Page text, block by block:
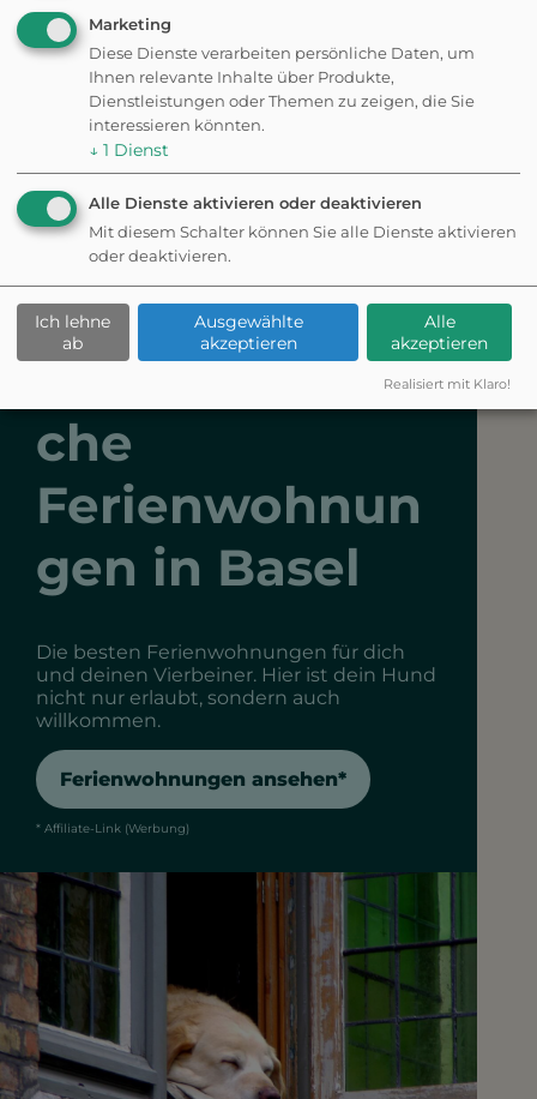
Eingezäunt
HUNDEAUSLAUFPLATZ
Hundespielplatz
Eingezäunt
Hundefreundli
che
Ferienwohnun
gen in Basel
Die besten Ferienwohnungen für dich
und deinen Vierbeiner. Hier ist dein Hund
nicht nur erlaubt, sondern auch
willkommen.
Ferienwohnungen ansehen*
* Affiliate-Link (Werbung)
Marketing
Diese Dienste verarbeiten persönliche Daten, um
Ihnen relevante Inhalte über Produkte,
Dienstleistungen oder Themen zu zeigen, die Sie
interessieren könnten.
↓ 1 Dienst
Alle Dienste aktivieren oder deaktivieren
Mit diesem Schalter können Sie alle Dienste aktivieren
oder deaktivieren.
Ich lehne
ab
Ausgewählte
akzeptieren
Alle
akzeptieren
Realisiert mit Klaro!